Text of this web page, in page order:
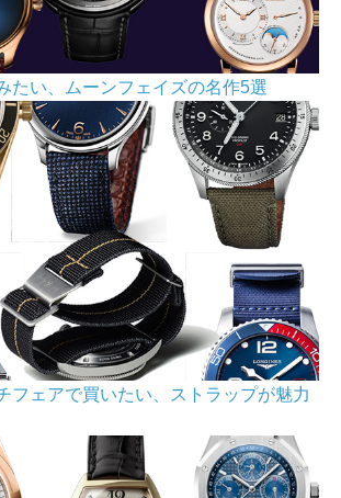
たい、ムーンフェイズの名作5選
フェアで買いたい、ストラップが魅力